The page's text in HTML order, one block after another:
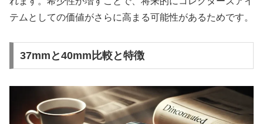
テムとしての価値がさらに高まる可能性があるためです。
37mmと40mm比較と特徴